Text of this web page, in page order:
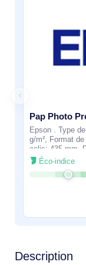
Epson . Type
g/m², Format
colis: 435 mm,
palette (RU):
Éco-indice
Description